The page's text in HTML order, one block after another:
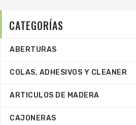
CATEGORÍAS
ABERTURAS
COLAS, ADHESIVOS Y CLEANER
ARTICULOS DE MADERA
CAJONERAS